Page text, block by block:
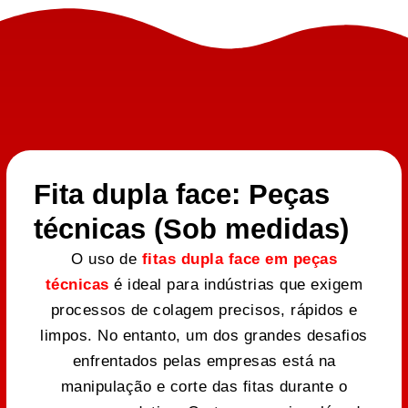
Fita dupla face: Peças
técnicas (Sob medidas)
O uso de fitas dupla face em peças
técnicas é ideal para indústrias que exigem
processos de colagem precisos, rápidos e
limpos. No entanto, um dos grandes desafios
enfrentados pelas empresas está na
manipulação e corte das fitas durante o